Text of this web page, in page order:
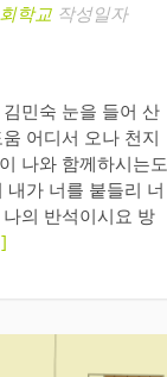
학교 작성일자
민숙 눈을 들어 산
어디서 오나 천지
나와 함께하시는도
내가 너를 붙들리 너
의 반석이시요 방